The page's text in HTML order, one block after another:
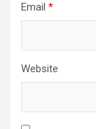
Email *
Website